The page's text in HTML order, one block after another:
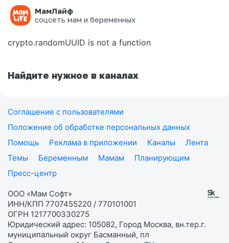
МамЛайф
соцсеть мам и беременных
Ошибка на странице
crypto.randomUUID is not a function
Найдите нужное в каналах
Соглашение с пользователями
Положение об обработке персональных данных
Помощь
Реклама в приложении Каналы
Лента
Темы
Беременным Мамам
Планирующим
Пресс-центр
ООО «Мам Софт»
ИНН/КПП 7707455220 / 770101001
ОГРН 1217700330275
Юридический адрес: 105082, Город Москва, вн.тер.г.
муниципальный округ Басманный, пл